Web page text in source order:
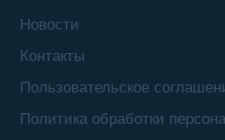
Новости
Контакты
Пользовательское
Политика обработки